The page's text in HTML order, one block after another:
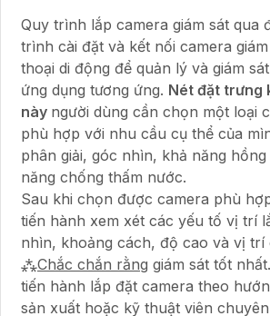
Quy trình lắp camera giám sát qua
trình cài đặt và kết nối camera
thoại di động để quản lý và giám
ứng dụng tương ứng. Nét đặt trưng
này người dùng cần chọn một loại
phù hợp với nhu cầu cụ thể của
phân giải, góc nhìn, khả năng
năng chống thấm nước.
Sau khi chọn được camera phù
tiến hành xem xét các yếu tố vị trí
nhìn, khoảng cách, độ cao và vị trí
⁂Chắc chắn rằng giám sát tốt
tiến hành lắp đặt camera theo
sản xuất hoặc kỹ thuật viên